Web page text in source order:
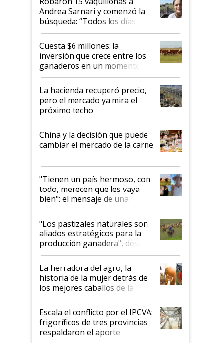
Andrea Sarnari y comenzó la
búsqueda: “Todos los días le
toca a algún productor”
Cuesta $6 millones: la
inversión que crece entre los
ganaderos en un momento
histórico para la actividad
La hacienda recuperó precio,
pero el mercado ya mira el
próximo techo
China y la decisión que puede
cambiar el mercado de la carne
"Tienen un país hermoso, con
todo, merecen que les vaya
bien": el mensaje de una
ganadera uruguaya sobre las
oportunidades que se abren
para el agro en Argentina, con
foco en la carne
"Los pastizales naturales son
aliados estratégicos para la
producción ganadera", destaca
la iniciativa que ya reúne a 46
establecimientos en Argentina
La herradora del agro, la
historia de la mujer detrás de
los mejores caballos de la
Argentina y los mitos que
todavía hacen sufrir a estos
animales: "Mientras me
descalificaban, yo seguí
haciendo currículum"
Escala el conflicto por el IPCVA:
frigoríficos de tres provincias
respaldaron el aporte